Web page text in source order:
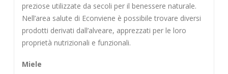
preziose utilizzate da secoli per il benessere naturale.
Nell’area salute di Econviene è possibile trovare diversi
prodotti derivati dall’alveare, apprezzati per le loro
proprietà nutrizionali e funzionali.
Miele